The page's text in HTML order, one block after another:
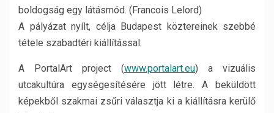
boldogság egy látásmód. (Francois Lelord)
A pályázat nyílt, célja Budapest köztereinek szebbé
tétele szabadtéri kiállítással.
A PortalArt project (www.portalart.eu) a vizuális
utcakultúra egységesítésére jött létre. A beküldött
képekből szakmai zsűri választja ki a kiállításra kerülő